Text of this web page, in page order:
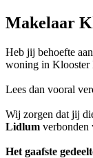
Makelaar
Heb jij behoefte
woning in Klooster
Lees dan vooral
Wij zorgen dat jij
Lidlum verbonden
Het gaafste